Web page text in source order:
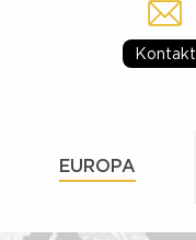
Kontakt
EUROPA